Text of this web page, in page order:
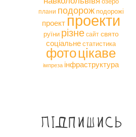
плани подорож подорожі
проект проекти
руїни різне сайт свято
соціальне статистика
фотоцікаве
імпреза інфраструктура
Підпишись